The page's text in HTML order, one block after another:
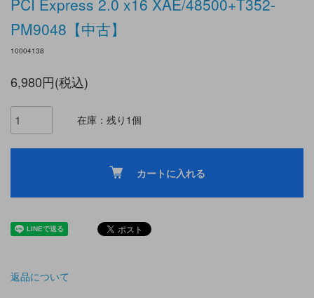
PM9048【中古】
10004138
6,980円(税込)
在庫：残り1個
カートに入れる
返品について